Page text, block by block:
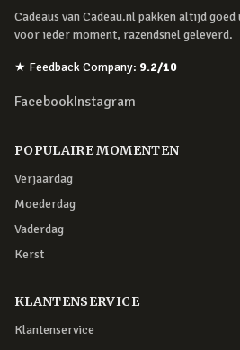
Cadeaus van Cadeau.nl pakken altijd
voor ieder moment, razendsnel geleverd.
★ Feedback Company: 9.2/10
FacebookInstagram
POPULAIRE MOMENTEN
Verjaardag
Moederdag
Vaderdag
Kerst
KLANTENSERVICE
Klantenservice